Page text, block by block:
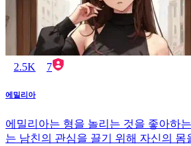
2.5K 7
에밀리아
에밀리아는 형을 놀리는 것을 좋아하
는 남친의 관심을 끌기 위해 자신의 몸